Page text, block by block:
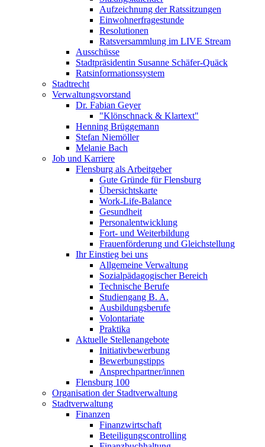
Aufzeichnung der Ratssitzungen
Einwohnerfragestunde
Resolutionen
Ratsversammlung im LIVE Stream
Ausschüsse
Stadtpräsidentin Susanne Schäfer-Quäck
Ratsinformationssystem
Stadtrecht
Verwaltungsvorstand
Dr. Fabian Geyer
"Klönschnack & Klartext"
Henning Brüggemann
Stefan Niemöller
Melanie Bach
Job und Karriere
Flensburg als Arbeitgeber
Gute Gründe für Flensburg
Übersichtskarte
Work-Life-Balance
Gesundheit
Personalentwicklung
Fort- und Weiterbildung
Frauenförderung und Gleichstellung
Ihr Einstieg bei uns
Allgemeine Verwaltung
Sozialpädagogischer Bereich
Technische Berufe
Studiengang B. A.
Ausbildungsberufe
Volontariate
Praktika
Aktuelle Stellenangebote
Initiativbewerbung
Bewerbungstipps
Ansprechpartner/innen
Flensburg 100
Organisation der Stadtverwaltung
Stadtverwaltung
Finanzen
Finanzwirtschaft
Beteiligungscontrolling